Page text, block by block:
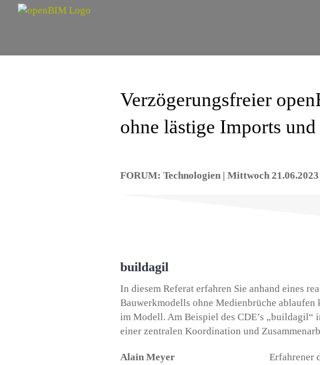
Zum
Verzögerungsfreier
ohne lästige Imports
FORUM: Technologien | Mittwoch
buildagil
In diesem Referat erfahren Sie anhand eines
Bauwerkmodells ohne Medienbrüche
im Modell. Am Beispiel des CDE’s
einer zentralen Koordination und
Alain Meyer
Erfahrener